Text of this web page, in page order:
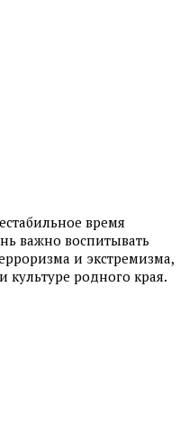
время
важно воспитывать
и экстремизма,
культуре родного края.